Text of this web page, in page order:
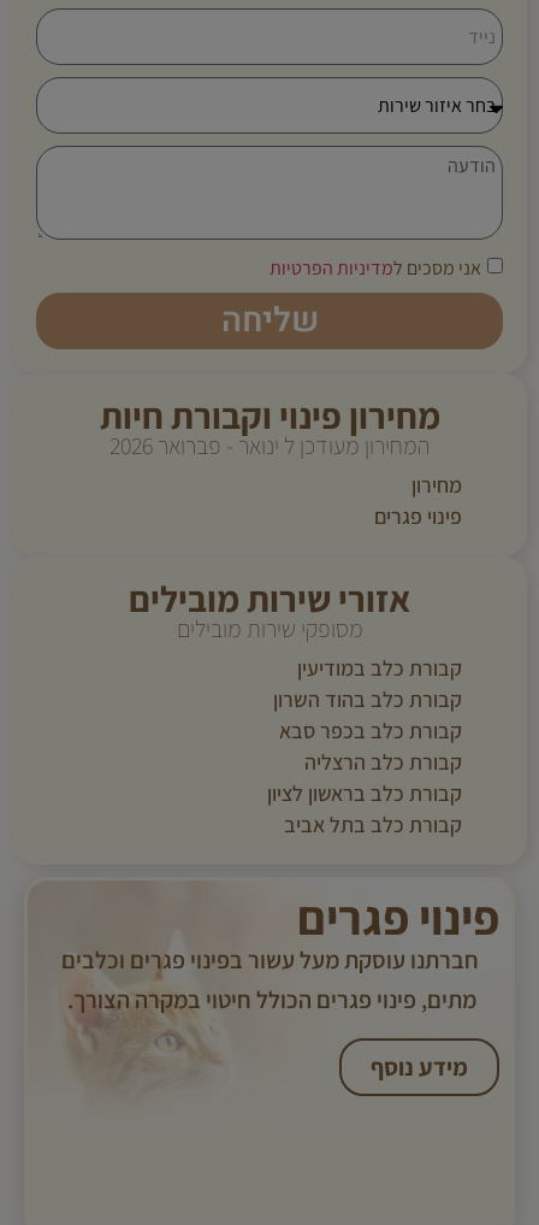
אני מסכים למדיניות הפרטיות
שליחה
מחירון פינוי וקבורת חיות
המחירון מעודכן ל ינואר - פברואר 2026
מחירון
פינוי פגרים
אזורי שירות מובילים
מסופקי שירות מובילים
קבורת כלב במודיעין
קבורת כלב בהוד השרון
קבורת כלב בכפר סבא
קבורת כלב הרצליה
קבורת כלב בראשון לציון
קבורת כלב בתל אביב
פינוי פגרים
חברתנו עוסקת מעל עשור בפינוי פגרים וכלבים
מתים, פינוי פגרים הכולל חיטוי במקרה הצורך. ​
מידע נוסף